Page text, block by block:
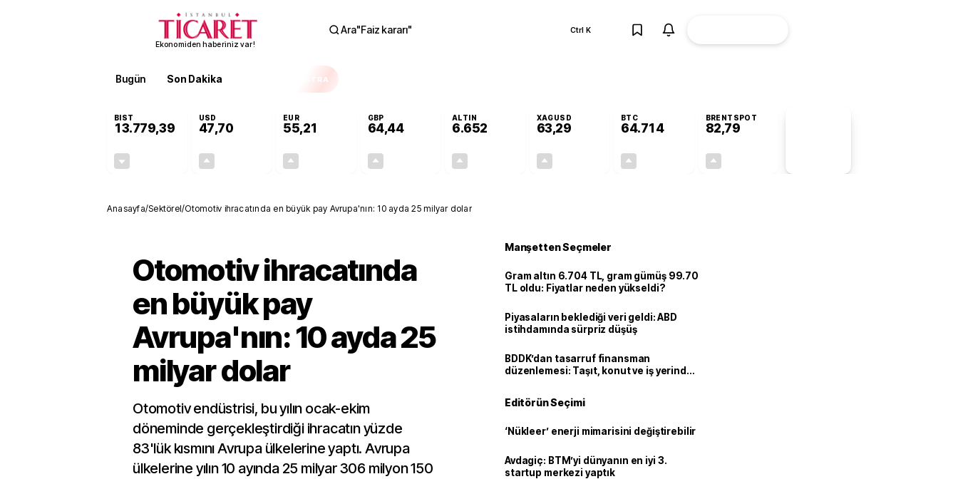
Ekonomiden haberiniz var!
Ara"Faiz kararı" Ctrl K
Bugün Son Dakika EKSTRA
BIST
13.779,39
USD
47,70
EUR
55,21
GBP
64,44
ALTIN
6.652
XAGUSD
63,29
BTC
64.714
BRENTSPOT
82,79
Anasayfa/Sektörel/Otomotiv ihracatında en büyük pay Avrupa'nın: 10 ayda 25 milyar dolar
Otomotiv ihracatında
en büyük pay
Avrupa'nın: 10 ayda 25
milyar dolar
Otomotiv endüstrisi, bu yılın ocak-ekim
döneminde gerçekleştirdiği ihracatın yüzde
83'lük kısmını Avrupa ülkelerine yaptı. Avrupa
ülkelerine yılın 10 ayında 25 milyar 306 milyon 150
Manşetten Seçmeler
Gram altın 6.704 TL, gram gümüş 99.70
TL oldu: Fiyatlar neden yükseldi?
Piyasaların beklediği veri geldi: ABD
istihdamında sürpriz düşüş
BDDK’dan tasarruf finansman
düzenlemesi: Taşıt, konut ve iş yerinde
Editörün Seçimi
‘Nükleer’ enerji mimarisini değiştirebilir
Avdagiç: BTM’yi dünyanın en iyi 3.
startup merkezi yaptık